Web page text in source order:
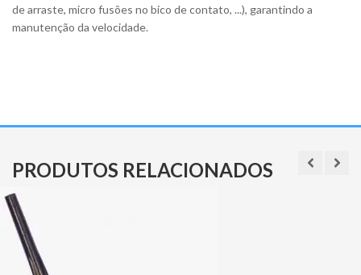
de arraste, micro fusões no bico de contato, ...), garantindo a
manutenção da velocidade.
PRODUTOS RELACIONADOS